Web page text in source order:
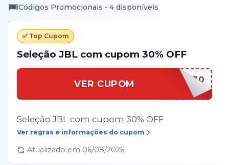
🎟️Códigos Promocionais •4 disponíveis
✅ Top Cupom
Seleção JBL com cupom 30% OFF
VER CUPOM PROMO30
Seleção JBL com cupom 30% OFF
Ver regras e informações do cupom
Atualizado em 06/08/2026